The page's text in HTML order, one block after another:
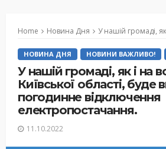
Home Новина Дня У нашій громаді, як і на всій території Київської
НОВИНА ДНЯ НОВИНИ ВАЖЛИВО!
У нашій громаді, як і на
Київської області,
погодинне відключення
електропостачання.
11.10.2022